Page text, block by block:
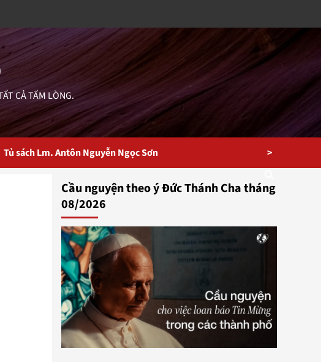
CẢ TẤM LÒNG.
Tủ sách Lm. Antôn Nguyễn Ngọc Sơn >
Cầu nguyện theo ý Đức Thánh Cha tháng
08/2026